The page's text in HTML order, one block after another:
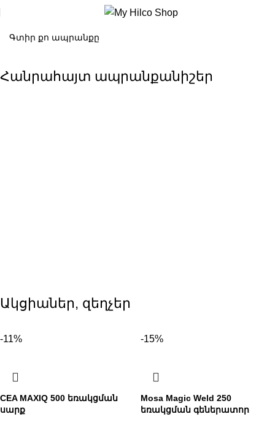
Հանրահայտ ապրանքանիշեր
Ակցիաներ, զեղչեր
-11%
CEA MAXIQ 500 եռակցման
սարք
-15%
Mosa Magic Weld 250
եռակցման գեներատոր